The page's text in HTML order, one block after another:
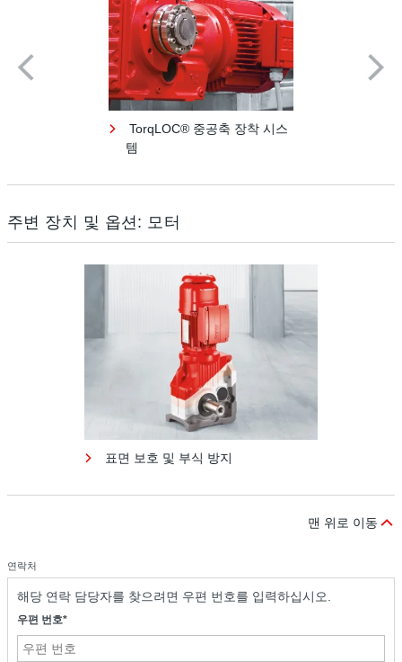
TorqLOC® 중공축 장착 시스
템
주변 장치 및 옵션: 모터
표면 보호 및 부식 방지
맨 위로 이동
연락처
해당 연락 담당자를 찾으려면 우편 번호를 입력하십시오.
우편 번호*